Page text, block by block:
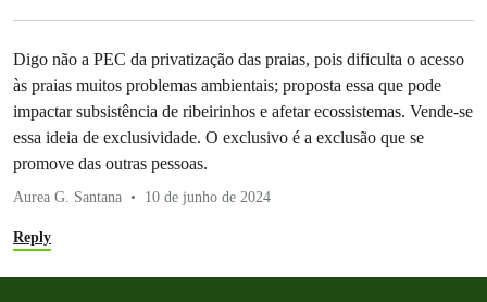
Digo não a PEC da privatização das praias, pois dificulta o acesso
às praias muitos problemas ambientais; proposta essa que pode
impactar subsistência de ribeirinhos e afetar ecossistemas. Vende-se
essa ideia de exclusividade. O exclusivo é a exclusão que se
promove das outras pessoas.
Aurea G. Santana 10 de junho de 2024
Reply